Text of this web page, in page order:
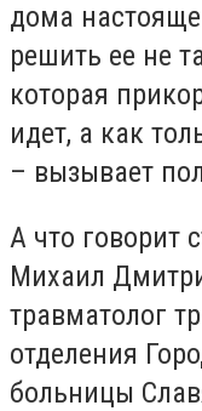
дома
решить ее не
которая
идет, а как
– вызывает
А что говорит
Михаил
травматолог
отделения
больницы